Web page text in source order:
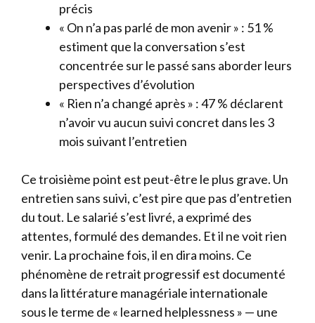
précis
« On n’a pas parlé de mon avenir » : 51 %
estiment que la conversation s’est
concentrée sur le passé sans aborder leurs
perspectives d’évolution
« Rien n’a changé après » : 47 % déclarent
n’avoir vu aucun suivi concret dans les 3
mois suivant l’entretien
Ce troisième point est peut-être le plus grave. Un
entretien sans suivi, c’est pire que pas d’entretien
du tout. Le salarié s’est livré, a exprimé des
attentes, formulé des demandes. Et il ne voit rien
venir. La prochaine fois, il en dira moins. Ce
phénomène de retrait progressif est documenté
dans la littérature managériale internationale
sous le terme de « learned helplessness » — une